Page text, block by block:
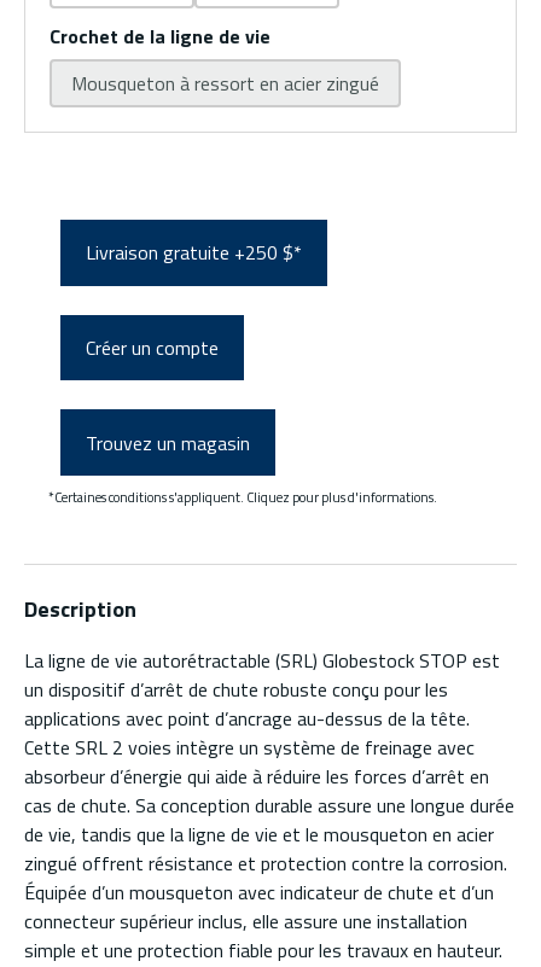
Crochet de la ligne de vie
Mousqueton à ressort en acier zingué
Livraison gratuite +250 $*
Créer un compte
Trouvez un magasin
*Certaines conditions s'appliquent. Cliquez pour plus d'informations.
Description
La ligne de vie autorétractable (SRL) Globestock STOP est
un dispositif d’arrêt de chute robuste conçu pour les
applications avec point d’ancrage au-dessus de la tête.
Cette SRL 2 voies intègre un système de freinage avec
absorbeur d’énergie qui aide à réduire les forces d’arrêt en
cas de chute. Sa conception durable assure une longue durée
de vie, tandis que la ligne de vie et le mousqueton en acier
zingué offrent résistance et protection contre la corrosion.
Équipée d’un mousqueton avec indicateur de chute et d’un
connecteur supérieur inclus, elle assure une installation
simple et une protection fiable pour les travaux en hauteur.